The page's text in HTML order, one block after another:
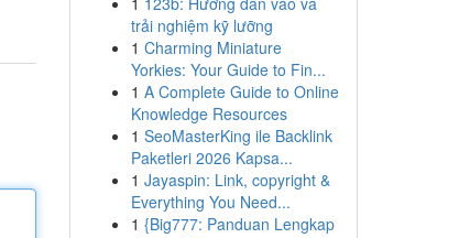
trải nghiệm kỹ lưỡng
1 Charming Miniature
Yorkies: Your Guide to Fin...
1 A Complete Guide to Online
Knowledge Resources
1 SeoMasterKing ile Backlink
Paketleri 2026 Kapsa...
1 Jayaspin: Link, copyright &
Everything You Need...
1 {Big777: Panduan Lengkap